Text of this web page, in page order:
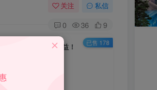
关注 私信
0 36 9
！即赚！当天见收益！ 已售 178